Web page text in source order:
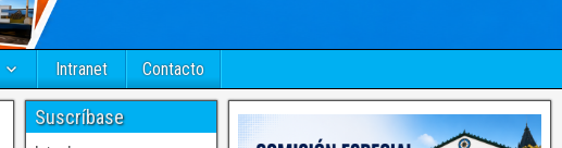
Intranet Contacto
Suscríbase